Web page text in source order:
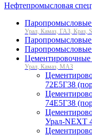
Нефтепромысловая
Паропромысловые
Урал, Камаз, ГАЗ, Краз,
Паропромысловые
Паропромысловые
Цементировочные
Урал, Камаз, МАЗ
72Е5Г38
74Е5Г38
Урал-NEXT